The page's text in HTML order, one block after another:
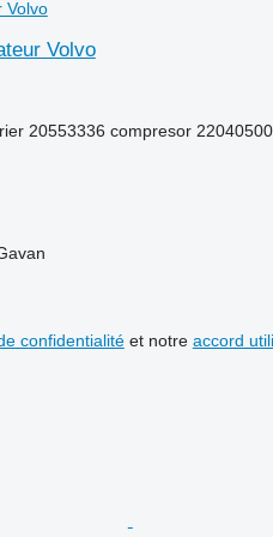
Volvo
20553336 compresor 22040500
confidentialitéet notre accord